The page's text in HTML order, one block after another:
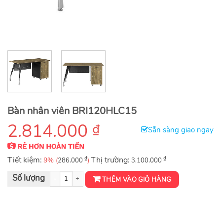
Bàn nhân viên BRI120HLC15
2.814.000 ₫ Sẵn sàng giao ngay
Tiết kiệm: 9% (286.000 ₫) Thị trường: 3.100.000 ₫
Bàn nhân viên BRI120HLC15 số lượngTHÊM VÀO GIỎ HÀNG